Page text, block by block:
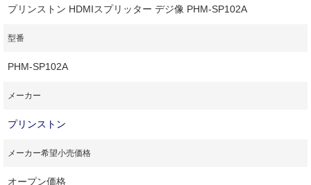
プリンストン HDMIスプリッター デジ像 PHM-SP102A
型番
PHM-SP102A
メーカー
プリンストン
メーカー希望小売価格
オープン価格